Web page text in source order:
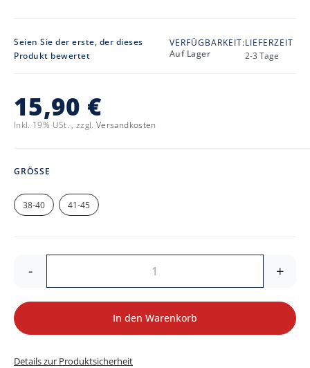
Seien Sie der erste, der dieses
Produkt bewertet
VERFÜGBARKEIT:
Auf Lager
LIEFERZEIT
2-3 Tage
15,90 €
Inkl. 19% USt. , zzgl.Versandkosten
GRÖSSE
38-40 41-45
- +
In den Warenkorb
Details zur Produktsicherheit